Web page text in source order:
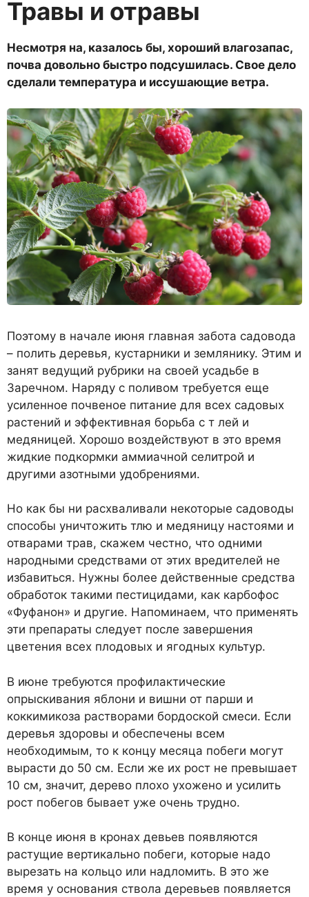
Травы и отравы
Несмотря на, казалось бы, хороший влагозапас,
почва довольно быстро подсушилась. Свое дело
сделали температура и иссушающие ветра.
Поэтому в начале июня главная забота садовода
– полить деревья, кустарники и землянику. Этим и
занят ведущий рубрики на своей усадьбе в
Заречном. Наряду с поливом требуется еще
усиленное почвеное питание для всех садовых
растений и эффективная борьба с т лей и
медяницей. Хорошо воздействуют в это время
жидкие подкормки аммиачной селитрой и
другими азотными удобрениями.
Но как бы ни расхваливали некоторые садоводы
способы уничтожить тлю и медяницу настоями и
отварами трав, скажем честно, что одними
народными средствами от этих вредителей не
избавиться. Нужны более действенные средства
обработок такими пестицидами, как карбофос
«Фуфанон» и другие. Напоминаем, что применять
эти препараты следует после завершения
цветения всех плодовых и ягодных культур.
В июне требуются профилактические
опрыскивания яблони и вишни от парши и
коккимикоза растворами бордоской смеси. Если
деревья здоровы и обеспечены всем
необходимым, то к концу месяца побеги могут
вырасти до 50 см. Если же их рост не превышает
10 см, значит, дерево плохо ухожено и усилить
рост побегов бывает уже очень трудно.
В конце июня в кронах девьев появляются
растущие вертикально побеги, которые надо
вырезать на кольцо или надломить. В это же
время у основания ствола деревьев появляется